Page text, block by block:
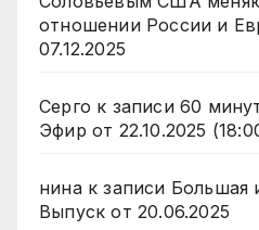
отношении России и
07.12.2025
Серго к записи 60
Эфир от 22.10.2025
нинак записи Большая
Выпуск от 20.06.2025